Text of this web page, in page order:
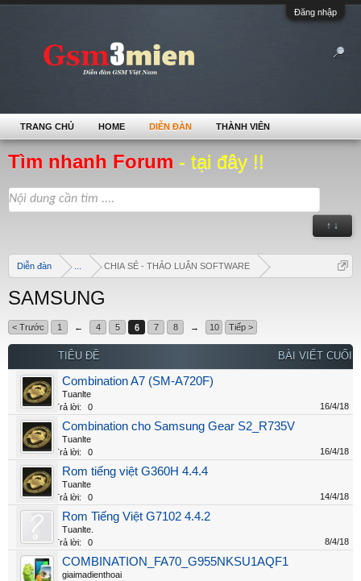
Đăng nhập
Tìm nhanh Forum - tại đây !!
↑ ↓
Diễn đàn CHIA SẺ - THẢO LUẬN SOFTWARE
SAMSUNG
< Trước 1 ← 4 5 6 7 8 → 10 Tiếp >
TIÊU ĐỀ BÀI VIẾT CUỐI
Combination A7 (SM-A720F)
Tuanlte
Trả lời:
0 16/4/18
Combination cho Samsung Gear S2_R735V
Tuanlte
Trả lời:
0 16/4/18
Rom tiếng việt G360H 4.4.4
Tuanlte
Trả lời:
0 14/4/18
Rom Tiếng Việt G7102 4.4.2
Tuanlte.
Trả lời:
0 8/4/18
COMBINATION_FA70_G955NKSU1AQF1
giaimadienthoai
TRANG CHỦ HOME DIỄN ĐÀN THÀNH VIÊN